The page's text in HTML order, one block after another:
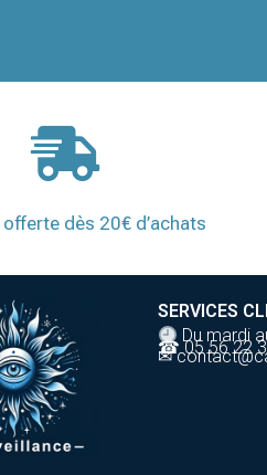
dès 20€ d’achats
SERVICES
Du mardi
☎ 05 56 22
✉